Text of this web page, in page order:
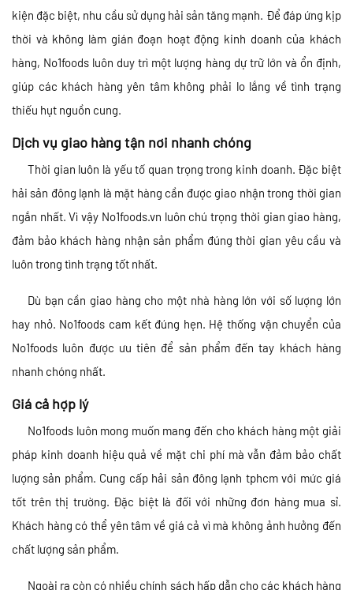
kiện đặc biệt, nhu cầu sử dụng hải sản tăng mạnh. Để đáp ứng kịp
thời và không làm gián đoạn hoạt động kinh doanh của khách
hàng, No1foods luôn duy trì một lượng hàng dự trữ lớn và ổn định,
giúp các khách hàng yên tâm không phải lo lắng về tình trạng
thiếu hụt nguồn cung.
Dịch vụ giao hàng tận nơi nhanh chóng
Thời gian luôn là yếu tố quan trọng trong kinh doanh. Đặc biệt
hải sản đông lạnh là mặt hàng cần được giao nhận trong thời gian
ngắn nhất. Vì vậy No1foods.vn luôn chú trọng thời gian giao hàng,
đảm bảo khách hàng nhận sản phẩm đúng thời gian yêu cầu và
luôn trong tình trạng tốt nhất.
Dù bạn cần giao hàng cho một nhà hàng lớn với số lượng lớn
hay nhỏ. No1foods cam kết đúng hẹn. Hệ thống vận chuyển của
No1foods luôn được ưu tiên để sản phẩm đến tay khách hàng
nhanh chóng nhất.
Giá cả hợp lý
No1foods luôn mong muốn mang đến cho khách hàng một giải
pháp kinh doanh hiệu quả về mặt chi phí mà vẫn đảm bảo chất
lượng sản phẩm. Cung cấp hải sản đông lạnh tphcm với mức giá
tốt trên thị trường. Đặc biệt là đối với những đơn hàng mua sỉ.
Khách hàng có thể yên tâm về giá cả vì mà không ảnh hưởng đến
chất lượng sản phẩm.
Ngoài ra còn có nhiều chính sách hấp dẫn cho các khách hàng